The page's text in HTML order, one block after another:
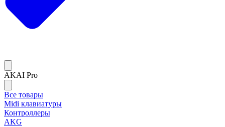
AKAI Pro
Все товары
Midi клавиатуры
Контроллеры
AKG